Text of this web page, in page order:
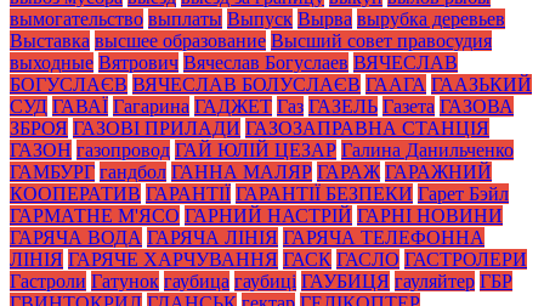
вымогательство выплаты Выпуск Вырва вырубка деревьев
Выставка высшее образование Высший совет правосудия
выходные Вятрович Вячеслав Богуслаев ВЯЧЕСЛАВ
БОГУСЛАЄВ ВЯЧЕСЛАВ БОЛУСЛАЄВ ГААГА ГААЗЬКИЙ
СУД ГАВАЇ Гагарина ГАДЖЕТ Газ ГАЗЕЛЬ Газета ГАЗОВА
ЗБРОЯ ГАЗОВІ ПРИЛАДИ ГАЗОЗАПРАВНА СТАНЦІЯ
ГАЗОН газопровод ГАЙ ЮЛІЙ ЦЕЗАР Галина Данильченко
ГАМБУРГ гандбол ГАННА МАЛЯР ГАРАЖ ГАРАЖНИЙ
КООПЕРАТИВ ГАРАНТІЇ ГАРАНТІЇ БЕЗПЕКИ Гарет Бэйл
ГАРМАТНЕ М'ЯСО ГАРНИЙ НАСТРІЙ ГАРНІ НОВИНИ
ГАРЯЧА ВОДА ГАРЯЧА ЛІНІЯ ГАРЯЧА ТЕЛЕФОННА
ЛІНІЯ ГАРЯЧЕ ХАРЧУВАННЯ ГАСК ГАСЛО ГАСТРОЛЕРИ
Гастроли Гатунок гаубица гаубиці ГАУБИЦЯ гауляйтер ГБР